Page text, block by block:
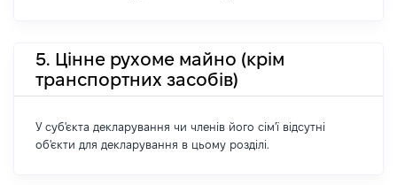
5. Цінне рухоме майно (крім
транспортних засобів)
У суб'єкта декларування чи членів його сім'ї відсутні
об'єкти для декларування в цьому розділі.